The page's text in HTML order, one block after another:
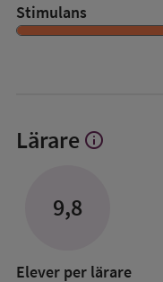
Stimulans
Lärare Visa
info
9,8
Elever per lärare